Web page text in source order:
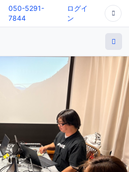
050-5291-
7844
ログイ
ン